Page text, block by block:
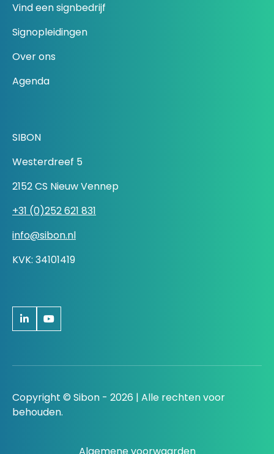
Vind een signbedrijf
Signopleidingen
Over ons
Agenda
SIBON
Westerdreef 5
2152 CS Nieuw Vennep
+31 (0)252 621 831
info@sibon.nl
KVK: 34101419
Copyright © Sibon - 2026 | Alle rechten voor
behouden.